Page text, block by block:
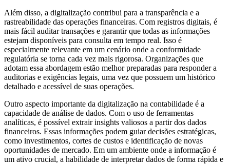
Além disso, a digitalização contribui para a transparência e a
rastreabilidade das operações financeiras. Com registros digitais, é
mais fácil auditar transações e garantir que todas as informações
estejam disponíveis para consulta em tempo real. Isso é
especialmente relevante em um cenário onde a conformidade
regulatória se torna cada vez mais rigorosa. Organizações que
adotam essa abordagem estão melhor preparadas para responder a
auditorias e exigências legais, uma vez que possuem um histórico
detalhado e acessível de suas operações.
Outro aspecto importante da digitalização na contabilidade é a
capacidade de análise de dados. Com o uso de ferramentas
analíticas, é possível extrair insights valiosos a partir dos dados
financeiros. Essas informações podem guiar decisões estratégicas,
como investimentos, cortes de custos e identificação de novas
oportunidades de mercado. Em um ambiente onde a informação é
um ativo crucial, a habilidade de interpretar dados de forma rápida e